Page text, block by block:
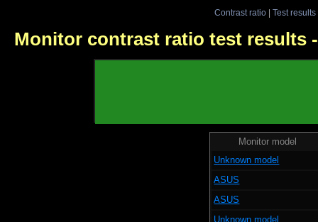
Contrast ratio| Test results
Monitor contrast ratio test results
Monitor model
Unknown model
ASUS
ASUS
Unknown model